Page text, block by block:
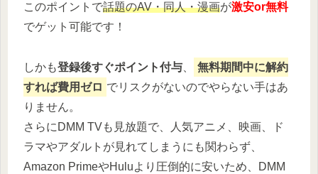
このポイントで話題のAV・同人・漫画が激安or無料
でゲット可能です！
しかも登録後すぐポイント付与
無料期間中に解約
すれば費用ゼロ でリスクがないのでやらない手はあ
りません。
さらにDMM TVも見放題で、人気アニメ、映画、ド
ラマやアダルトが見れてしまうにも関わらず、
Amazon PrimeやHuluより圧倒的に安いため、DMM